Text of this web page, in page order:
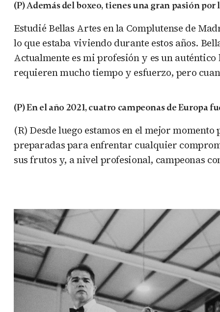
(P) Además del boxeo, tienes una gran pasión
Estudié Bellas Artes en la Complutense de
lo que estaba viviendo durante estos años.
Actualmente es mi profesión y es un
requieren mucho tiempo y esfuerzo, pero
(P) En el año 2021, cuatro campeonas de Europa
(R) Desde luego estamos en el mejor
preparadas para enfrentar cualquier
sus frutos y, a nivel profesional, campeonas